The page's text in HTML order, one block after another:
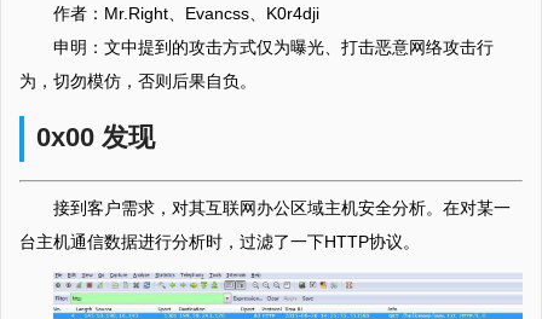
作者：Mr.Right、Evancss、K0r4dji
申明：文中提到的攻击方式仅为曝光、打击恶意网络攻击行
为，切勿模仿，否则后果自负。
0x00 发现
接到客户需求，对其互联网办公区域主机安全分析。在对某一
台主机通信数据进行分析时，过滤了一下HTTP协议。